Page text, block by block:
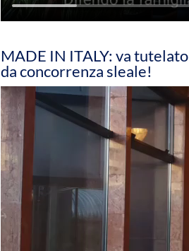
MADE IN ITALY: va tutelato
da concorrenza sleale!